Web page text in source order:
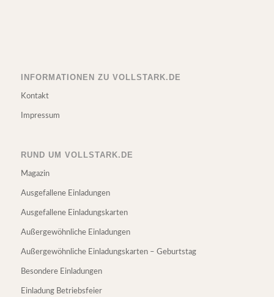
INFORMATIONEN ZU VOLLSTARK.DE
Kontakt
Impressum
RUND UM VOLLSTARK.DE
Magazin
Ausgefallene Einladungen
Ausgefallene Einladungskarten
Außergewöhnliche Einladungen
Außergewöhnliche Einladungskarten – Geburtstag
Besondere Einladungen
Einladung Betriebsfeier